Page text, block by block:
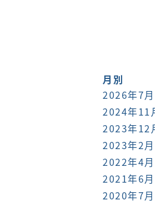
月別
2026年7月
2024年11
2023年12
2023年2月
2022年4月
2021年6月
2020年7月